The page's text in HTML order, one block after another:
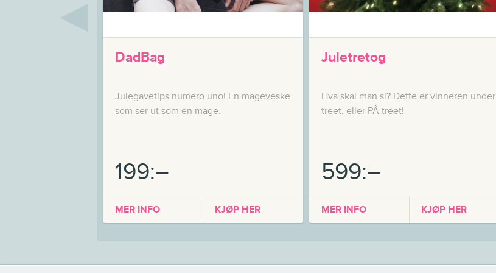
DadBag
Julegavetips numero uno! En mageveske
som ser ut som en mage.
199:–
MER INFO KJØP HER
Juletretog
Hva skal man si? Dette er vinneren under
treet, eller PÅ treet!
599:–
MER INFO KJØP HER
◀